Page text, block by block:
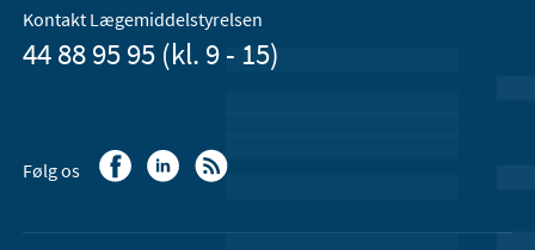
Kontakt Lægemiddelstyrelsen
44 88 95 95 (kl. 9 - 15)
Følg os